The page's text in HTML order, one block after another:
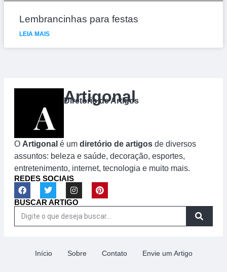
Lembrancinhas para festas
LEIA MAIS
Artigonal
Diretório de Artigos
O Artigonal é um diretório de artigos de diversos
assuntos: beleza e saúde, decoração, esportes,
entretenimento, internet, tecnologia e muito mais.
REDES SOCIAIS
BUSCAR ARTIGO
Início Sobre Contato Envie um Artigo